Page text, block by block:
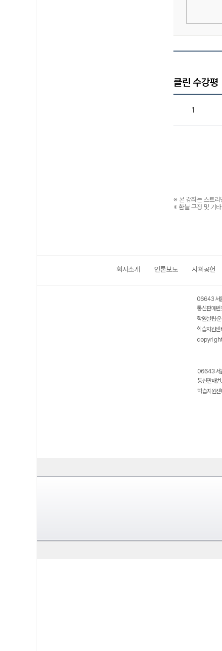
클린 수강평
1
※ 본 강좌는 스트리
※ 환불 규정 및 기
회사소개 언론보도 사회공헌
06643 서
통신판매
학원설립·
학습지원
06643 서
통신판매
학습지원